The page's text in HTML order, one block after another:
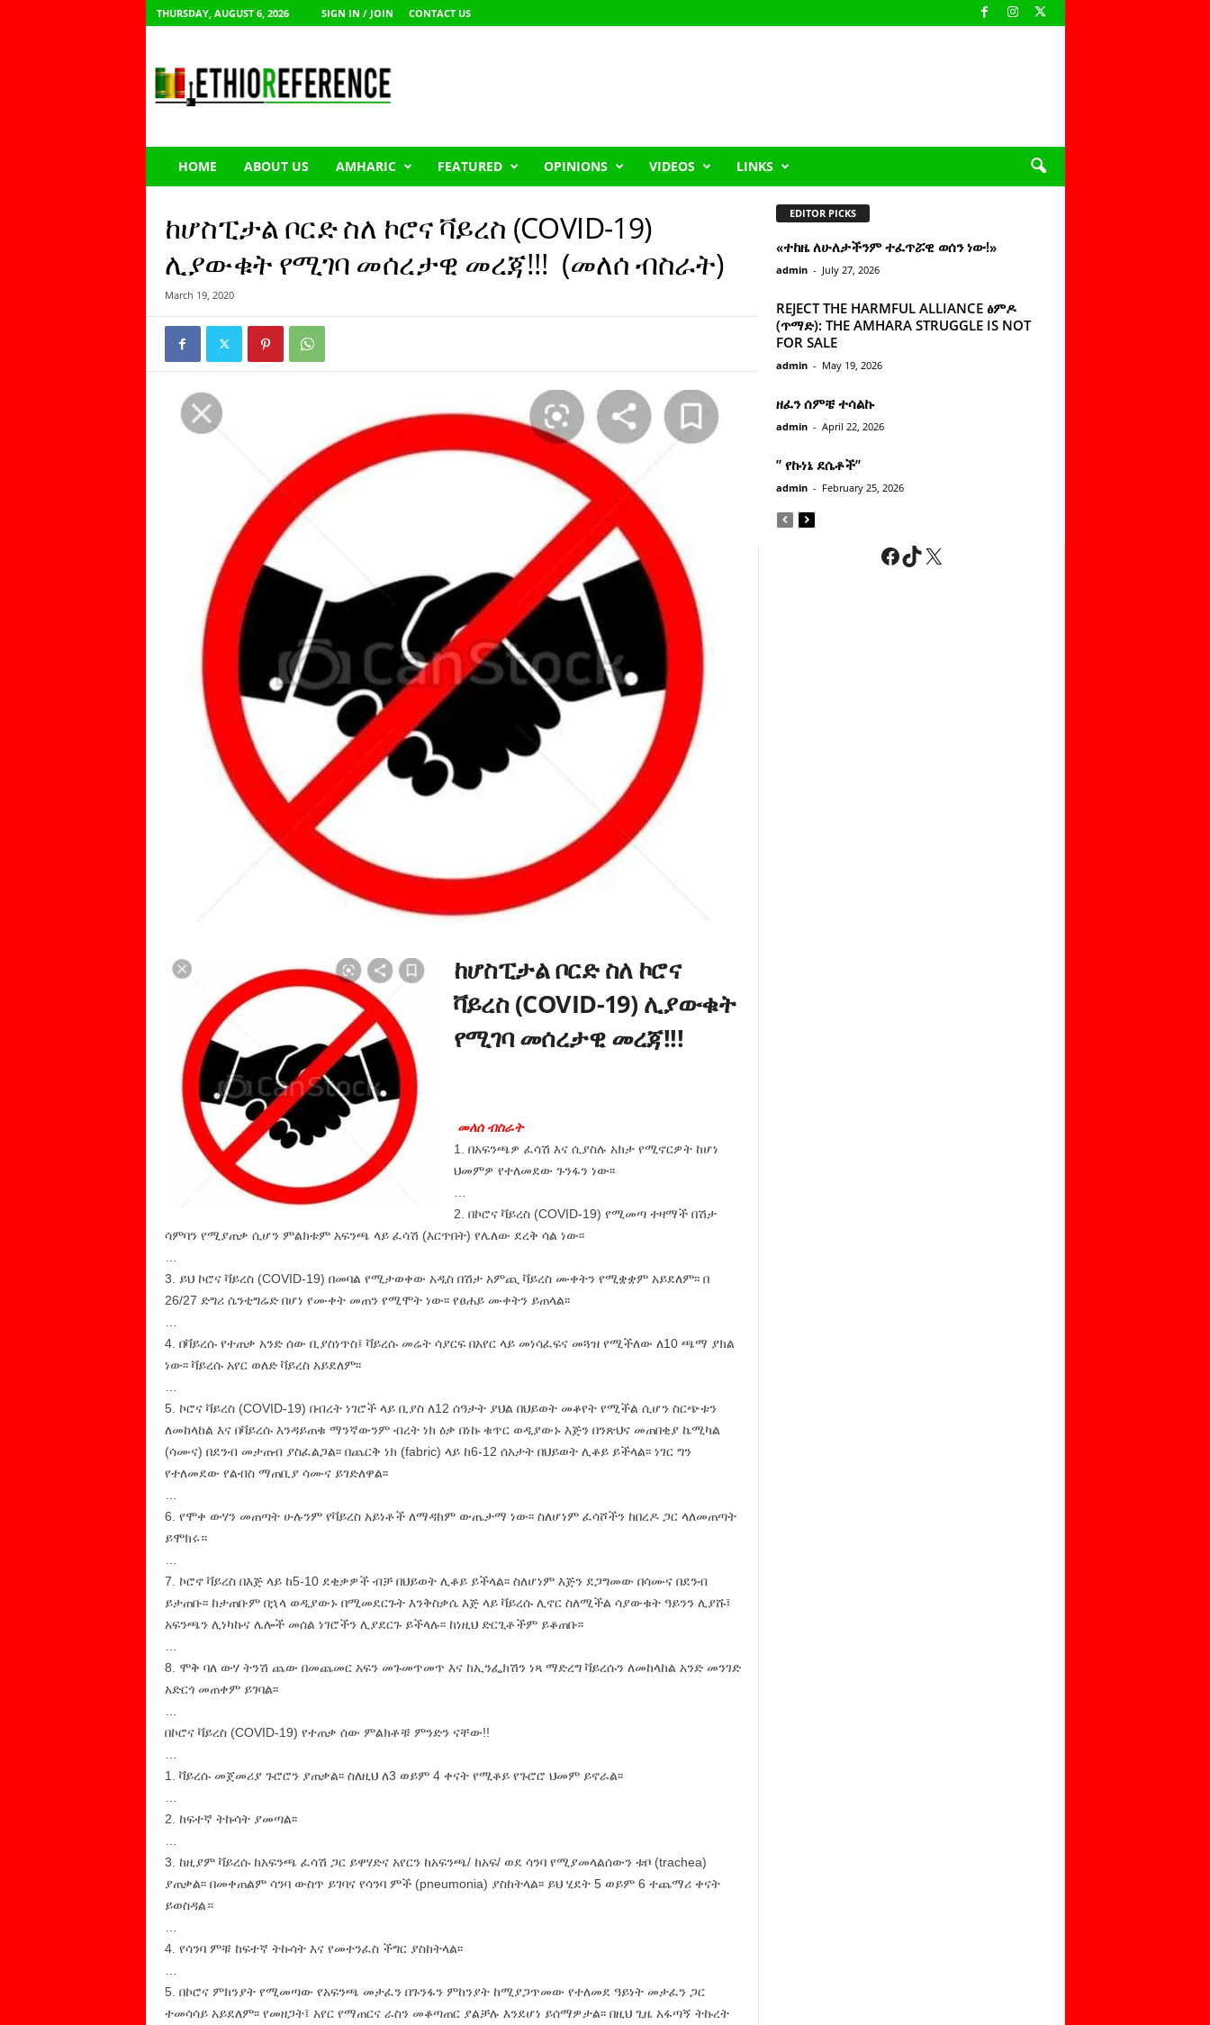
THURSDAY, AUGUST 6, 2026 SIGN IN / JOIN CONTACT US
h
HOME ABOUT US AMHARIC FEATURED OPINIONS VIDEOS LINKS
ከሆስፒታል ቦርድ ስለ ኮሮና ቫይረስ (COVID-19)
ሊያውቁት የሚገባ መሰረታዊ መረጃ!!! (መለሰ ብስራት)
March 19, 2020
ከሆስፒታል ቦርድ ስለ ኮሮና
ቫይረስ (COVID-19) ሊያውቁት
የሚገባ መሰረታዊ መረጃ!!!
መለሰ ብስራት
1. በአፍንጫዎ ፈሳሽ እና ሲያስሉ አክታ የሚኖርዎት ከሆነ
ህመምዎ የተለመደው ጉንፋን ነው፡፡
2. በኮሮና ቫይረስ (COVID-19) የሚመጣ ተዛማች በሽታ
ሳምባን የሚያጠቃ ሲሆን ምልክቱም አፍንጫ ላይ ፈሳሽ (እርጥበት) የሌለው ደረቅ ሳል ነው፡፡
3. ይህ ኮሮና ቫይረስ (COVID-19) በመባል የሚታወቀው አዲስ በሽታ አምጪ ቫይረስ ሙቀትን የሚቋቋም አይደለም፡፡ በ
26/27 ድግሪ ሴንቲግሬድ በሆነ የሙቀት መጠን የሚሞት ነው፡፡ የፀሐይ ሙቀትን ይጠላል፡፡
4. በቫይረሱ የተጠቃ አንድ ሰው ቢያስነጥስ፤ ቫይረሱ መሬት ሳያርፍ በአየር ላይ መነሳፈፍና መጓዝ የሚችለው ለ10 ጫማ ያክል
ነው፡፡ ቫይረሱ አየር ወለድ ቫይረስ አይደለም፡፡
5. ኮሮና ቫይረስ (COVID-19) በብረት ነገሮች ላይ ቢያስ ለ12 ሰዓታት ያህል በህይወት መቆየት የሚችል ሲሆን ስርጭቱን
ለመከላከል እና በቫይረሱ እንዳይጠቁ ማንኛውንም ብረት ነክ ዕቃ በነኩ ቁጥር ወዲያውኑ እጅን በንጽህና መጠበቂያ ኬሚካል
(ሳሙና) በደንብ መታጠብ ያስፈልጋል፡፡ በጨርቅ ነክ (fabric) ላይ ከ6-12 ሰአታት በህይወት ሊቆይ ይችላል፡፡ ነገር ግን
የተለመደው የልብስ ማጠቢያ ሳሙና ይገድለዋል፡፡
6. የሞቀ ውሃን መጠጣት ሁሉንም የቫይረስ አይነቶች ለማዳከም ውጤታማ ነው፡፡ ስለሆነም ፈሳሾችን ከበረዶ ጋር ላለመጠጣት
ይሞክሩ።
7. ኮሮኖ ቫይረስ በእጅ ላይ ከ5-10 ደቂቃዎች ብቻ በህይወት ሊቆይ ይችላል፡፡ ስለሆነም እጅን ደጋግመው በሳሙና በደንብ
ይታጠቡ፡፡ ከታጠቡም በኋላ ወዲያውኑ በሚመደርጉት እንቅስቃሴ እጅ ላይ ቫይረሱ ሊኖር ስለሚችል ሳያውቁት ዓይንን ሊያሹ፤
አፍንጫን ሊነካኩና ሌሎች መሰል ነገሮችን ሊያደርጉ ይችላሉ፡፡ ከነዚህ ድርጊቶችም ይቆጠቡ፡፡
8. ሞቅ ባለ ውሃ ትንሽ ጨው በመጨመር አፍን መጉመጥመጥ እና ከኢንፌክሽን ነጻ ማድረግ ቫይረሱን ለመከላከል አንድ መንገድ
አድርጎ መጠቀም ይገባል፡፡
በኮሮና ቫይረስ (COVID-19) የተጠቃ ሰው ምልክቶቹ ምንድን ናቸው!!
1. ቫይረሱ መጀመሪያ ጉሮሮን ያጠቃል፡፡ ስለዚህ ለ3 ወይም 4 ቀናት የሚቆይ የጉሮሮ ህመም ይኖራል፡፡
2. ከፍተኛ ትኩሳት ያመጣል፡፡
3. ከዚያም ቫይረሱ ከአፍንጫ ፈሳሽ ጋር ይዋሃድና አየርን ከአፍንጫ/ ከአፍ/ ወደ ሳንባ የሚያመላልሰውን ቱቦ (trachea)
ያጠቃል፡፡ በመቀጠልም ሳንባ ውስጥ ይገባና የሳንባ ምች (pneumonia) ያስከትላል፡፡ ይህ ሂደት 5 ወይም 6 ተጨማሪ ቀናት
ይወስዳል።
4. የሳንባ ምቹ ከፍተኛ ትኩሳት እና የመተንፈስ ችግር ያስከትላል፡፡
5. በኮሮና ምክንያት የሚመጣው የአፍንጫ መታፈን በጉንፋን ምከንያት ከሚያጋጥመው የተለመደ ዓይነት መታፈን ጋር
ተመሳሳይ አይደለም፡፡ የመዘጋት፤ አየር የማጠርና ራስን መቆጣጠር ያልቻሉ እንደሆነ ይሰማዎታል፡፡ በዚህ ጊዜ አፋጣኝ ትኩረት
EDITOR PICKS
«ተከዜ ለሁለታችንም ተፈጥሯዊ ወሰን ነው!»
admin - July 27, 2026
REJECT THE HARMFUL ALLIANCE ፅምዶ
(ጥማድ): THE AMHARA STRUGGLE IS NOT
FOR SALE
admin - May 19, 2026
ዘፈን ሰምቼ ተሳልኩ
admin - April 22, 2026
” የኩነኔ ደሴቶች’’
admin - February 25, 2026
Facebook
TikTok
X